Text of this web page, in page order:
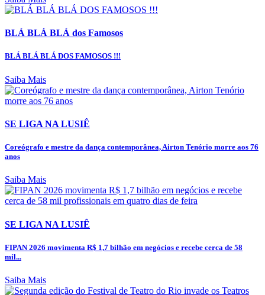
BLÁ BLÁ BLÁ dos Famosos
BLÁ BLÁ BLÁ DOS FAMOSOS !!!
Saiba Mais
SE LIGA NA LUSIÊ
Coreógrafo e mestre da dança contemporânea, Airton Tenório morre aos 76
anos
Saiba Mais
SE LIGA NA LUSIÊ
FIPAN 2026 movimenta R$ 1,7 bilhão em negócios e recebe cerca de 58
mil...
Saiba Mais